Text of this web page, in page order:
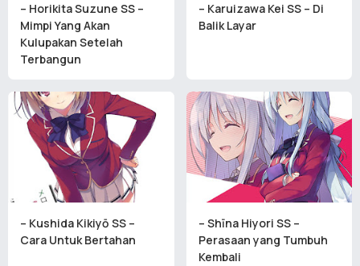
– Horikita Suzune SS –
Mimpi Yang Akan
Kulupakan Setelah
Terbangun
– Karuizawa Kei SS – Di
Balik Layar
– Kushida Kikiyō SS –
Cara Untuk Bertahan
– Shīna Hiyori SS –
Perasaan yang Tumbuh
Kembali